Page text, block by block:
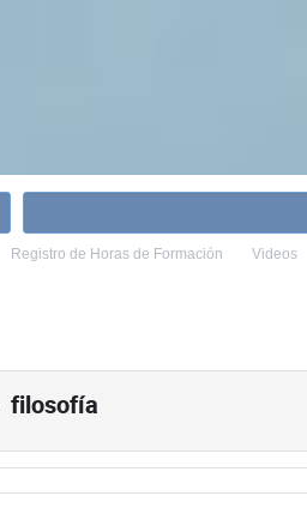
Registro de Horas de Formación Videos
filosofía